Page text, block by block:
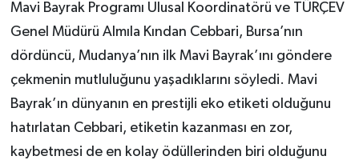
Mavi Bayrak Programı Ulusal Koordinatörü ve TÜRÇEV
Genel Müdürü Almıla Kından Cebbari, Bursa’nın
dördüncü, Mudanya’nın ilk Mavi Bayrak’ını göndere
çekmenin mutluluğunu yaşadıklarını söyledi. Mavi
Bayrak’ın dünyanın en prestijli eko etiketi olduğunu
hatırlatan Cebbari, etiketin kazanması en zor,
kaybetmesi de en kolay ödüllerinden biri olduğunu